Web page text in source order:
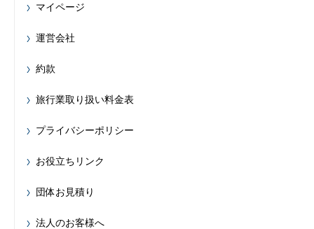
マイページ
運営会社
約款
旅行業取り扱い料金表
プライバシーポリシー
お役立ちリンク
団体お見積り
法人のお客様へ